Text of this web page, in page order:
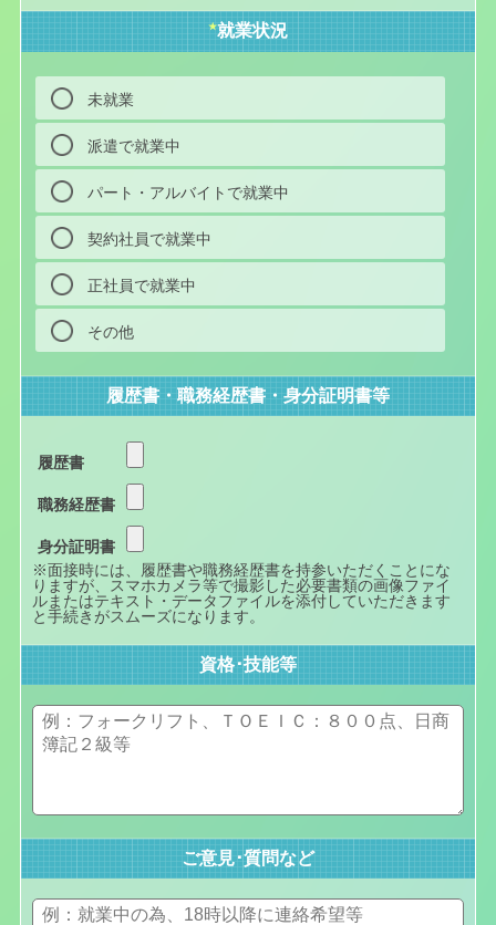
★就業状況
未就業
派遣で就業中
パート・アルバイトで就業中
契約社員で就業中
正社員で就業中
その他
履歴書・職務経歴書・身分証明書等
履歴書
職務経歴書
身分証明書
※面接時には、履歴書や職務経歴書を持参いただくことにな
りますが、スマホカメラ等で撮影した必要書類の画像ファイ
ルまたはテキスト・データファイルを添付していただきます
と手続きがスムーズになります。
資格･技能等
ご意見･質問など